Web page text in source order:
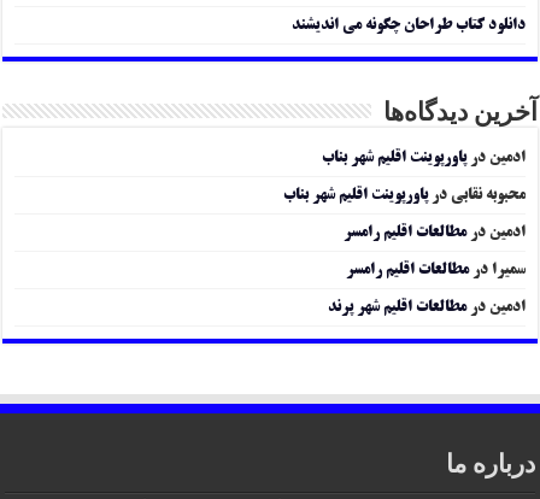
دانلود کتاب طراحان چگونه می اندیشند
آخرین دیدگاه‌ها
ادمین درپاورپوینت اقلیم شهر بناب
محبوبه نقابی درپاورپوینت اقلیم شهر بناب
ادمین درمطالعات اقلیم رامسر
سمیرا درمطالعات اقلیم رامسر
ادمین درمطالعات اقلیم شهر پرند
درباره ما